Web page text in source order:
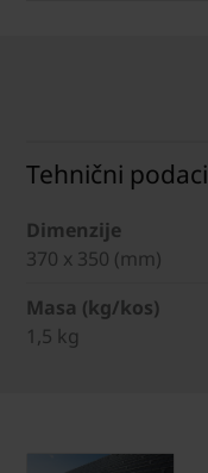
Tehnični podaci
Dimenzije
370 x 350 (mm)
Masa (kg/kos)
1,5 kg